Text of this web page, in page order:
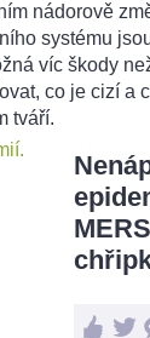
nádorově
systému
víc škody
co je cizí a
tváří.